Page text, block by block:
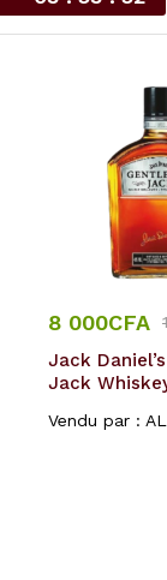
8 000CFA
Jack
Jack
Vendu par :